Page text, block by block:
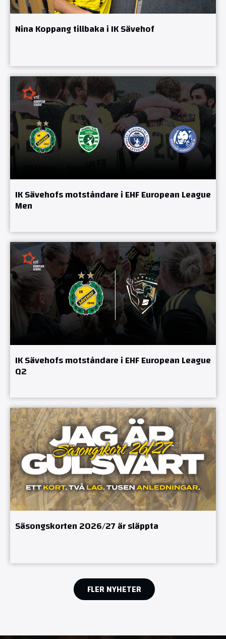
Nina Koppang tillbaka i IK Sävehof
IK Sävehofs motståndare i EHF European League
Men
IK Sävehofs motståndare i EHF European League
Q2
Säsongskorten 2026/27 är släppta
FLER NYHETER